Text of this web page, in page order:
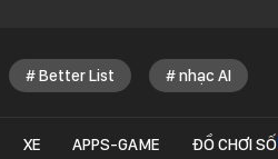
Better List nhạc AI
XE APPS-GAME ĐỒ CHƠI SỐ